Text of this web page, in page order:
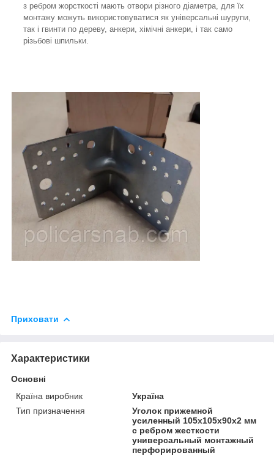
з ребром жорсткості мають отвори різного діаметра, для їх
монтажу можуть використовуватися як універсальні шурупи,
так і гвинти по дереву, анкери, хімічні анкери, і так само
різьбові шпильки.
Приховати
Характеристики
Основні
Країна виробник
Україна
Тип призначення
Уголок прижемной
усиленный 105х105х90х2 мм
с ребром жесткости
универсальный монтажный
перфорированный